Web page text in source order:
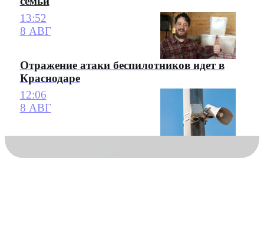
13:52
8 АВГ
Отражение атаки беспилотников идет в
Краснодаре
12:06
8 АВГ